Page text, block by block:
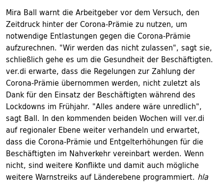
Mira Ball warnt die Arbeitgeber vor dem Versuch, den
Zeitdruck hinter der Corona-Prämie zu nutzen, um
notwendige Entlastungen gegen die Corona-Prämie
aufzurechnen. "Wir werden das nicht zulassen", sagt sie,
schließlich gehe es um die Gesundheit der Beschäftigten.
ver.di erwarte, dass die Regelungen zur Zahlung der
Corona-Prämie übernommen werden, nicht zuletzt als
Dank für den Einsatz der Beschäftigten während des
Lockdowns im Frühjahr. "Alles andere wäre unredlich",
sagt Ball. In den kommenden beiden Wochen will ver.di
auf regionaler Ebene weiter verhandeln und erwartet,
dass die Corona-Prämie und Entgelterhöhungen für die
Beschäftigten im Nahverkehr vereinbart werden. Wenn
nicht, sind weitere Konflikte und damit auch mögliche
weitere Warnstreiks auf Länderebene programmiert. hla